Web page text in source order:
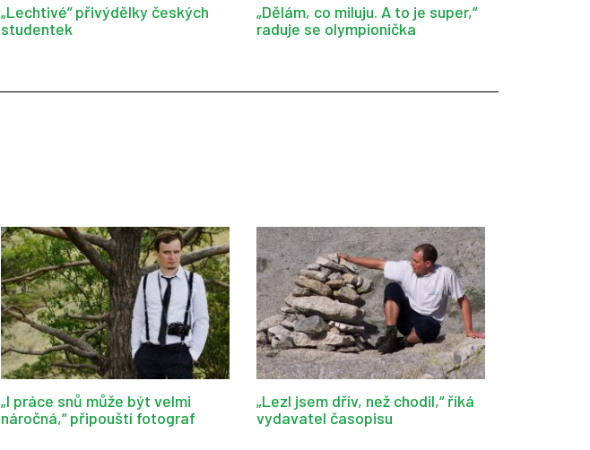
„Lechtivé“ přivýdělky českých
studentek
„Dělám, co miluju. A to je super,“
raduje se olympionička
„I práce snů může být velmi
náročná,“ připouští fotograf
„Lezl jsem dřív, než chodil,“ říká
vydavatel časopisu